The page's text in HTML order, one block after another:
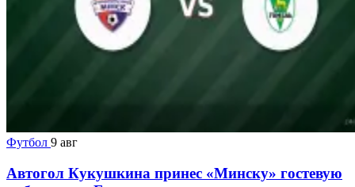
Футбол 9 авг
Автогол Кукушкина принес «Минску» гостевую